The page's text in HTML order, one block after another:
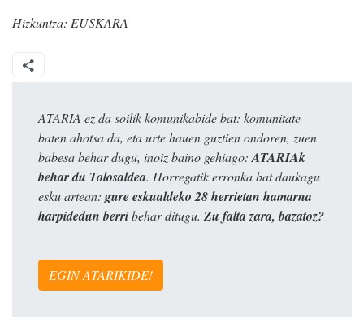
Hizkuntza: EUSKARA
ATARIA ez da soilik komunikabide bat: komunitate
baten ahotsa da, eta urte hauen guztien ondoren, zuen
babesa behar dugu, inoiz baino gehiago: ATARIAk
behar du Tolosaldea. Horregatik erronka bat daukagu
esku artean: gure eskualdeko 28 herrietan hamarna
harpidedun berribehar ditugu. Zu falta zara, bazatoz?
EGIN ATARIKIDE!